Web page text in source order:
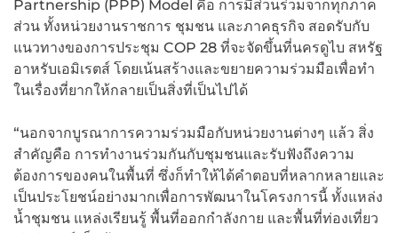
Partnership (PPP) Model คือ การมีส่วนร่วมจากทุกภาค
ส่วน ทั้งหน่วยงานราชการ ชุมชน และภาคธุรกิจ สอดรับกับ
แนวทางของการประชุม COP 28 ที่จะจัดขึ้นที่นครดูไบ สหรัฐ
อาหรับเอมิเรตส์ โดยเน้นสร้างและขยายความร่วมมือเพื่อทำ
ในเรื่องที่ยากให้กลายเป็นสิ่งที่เป็นไปได้
“นอกจากบูรณาการความร่วมมือกับหน่วยงานต่างๆ แล้ว สิ่ง
สำคัญคือ การทำงานร่วมกันกับชุมชนและรับฟังถึงความ
ต้องการของคนในพื้นที่ ซึ่งก็ทำให้ได้คำตอบที่หลากหลายและ
เป็นประโยชน์อย่างมากเพื่อการพัฒนาในโครงการนี้ ทั้งแหล่ง
น้ำชุมชน แหล่งเรียนรู้ พื้นที่ออกกำลังกาย และพื้นที่ท่องเที่ยว